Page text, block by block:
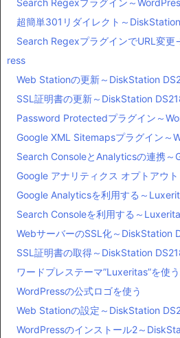
Search Regexプラグイン～
超簡単301リダイレクト～
Search RegexプラグインでURL変
ress
Web Stationの更新～DiskStation
SSL証明書の更新～DiskStation
Password Protectedプラグイン～
Google XML Sitemapsプラグイン～
Search ConsoleとAnalyticsの連携～
Google アナリティクス オプトアウ
Google Analyticsを利用する～
Search Consoleを利用する～
WebサーバーのSSL化～DiskStation
SSL証明書の取得～DiskStation
ワードプレステーマ”Luxeritas”を使
WordPressの公式ロゴを使う
Web Stationの設定～DiskStation
WordPressのインストール2～